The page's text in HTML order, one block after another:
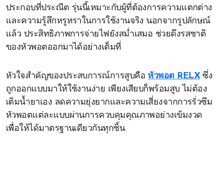
ประกอบที่ประณีต รุ่นนี้เหมาะกับผู้ที่ต้องการความแตกต่าง
และความรู้สึกหรูหราในการใช้งานจริง นอกจากรูปลักษณ์
แล้ว ประสิทธิภาพการจ่ายไฟยังสม่ำเสมอ ช่วยดึงรสชาติ
ของหัวพอตออกมาได้อย่างเต็มที่
หัวใจสำคัญของประสบการณ์การสูบคือ หัวพอต RELXซึ่ง
ถูกออกแบบมาให้ใช้งานง่าย เพียงเสียบก็พร้อมสูบ ไม่ต้อง
เติมน้ำยาเอง ลดความยุ่งยากและความเสี่ยงจากการรั่วซึม
หัวพอตแต่ละแบบผ่านการควบคุมคุณภาพอย่างเข้มงวด
เพื่อให้ได้มาตรฐานเดียวกันทุกชิ้น